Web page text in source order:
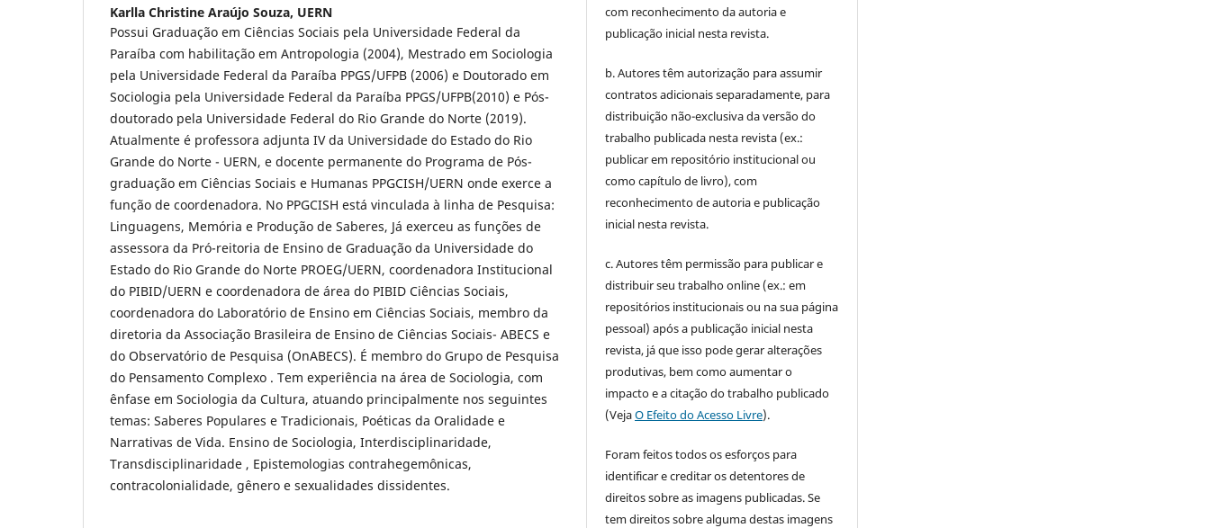
Karlla Christine Araújo Souza, UERN
Possui Graduação em Ciências Sociais pela Universidade Federal da
Paraíba com habilitação em Antropologia (2004), Mestrado em Sociologia
pela Universidade Federal da Paraíba PPGS/UFPB (2006) e Doutorado em
Sociologia pela Universidade Federal da Paraíba PPGS/UFPB(2010) e Pós-
doutorado pela Universidade Federal do Rio Grande do Norte (2019).
Atualmente é professora adjunta IV da Universidade do Estado do Rio
Grande do Norte - UERN, e docente permanente do Programa de Pós-
graduação em Ciências Sociais e Humanas PPGCISH/UERN onde exerce a
função de coordenadora. No PPGCISH está vinculada à linha de Pesquisa:
Linguagens, Memória e Produção de Saberes, Já exerceu as funções de
assessora da Pró-reitoria de Ensino de Graduação da Universidade do
Estado do Rio Grande do Norte PROEG/UERN, coordenadora Institucional
do PIBID/UERN e coordenadora de área do PIBID Ciências Sociais,
coordenadora do Laboratório de Ensino em Ciências Sociais, membro da
diretoria da Associação Brasileira de Ensino de Ciências Sociais- ABECS e
do Observatório de Pesquisa (OnABECS). É membro do Grupo de Pesquisa
do Pensamento Complexo . Tem experiência na área de Sociologia, com
ênfase em Sociologia da Cultura, atuando principalmente nos seguintes
temas: Saberes Populares e Tradicionais, Poéticas da Oralidade e
Narrativas de Vida. Ensino de Sociologia, Interdisciplinaridade,
Transdisciplinaridade , Epistemologias contrahegemônicas,
contracolonialidade, gênero e sexualidades dissidentes.
com reconhecimento da autoria e
publicação inicial nesta revista.
b. Autores têm autorização para assumir
contratos adicionais separadamente, para
distribuição não-exclusiva da versão do
trabalho publicada nesta revista (ex.:
publicar em repositório institucional ou
como capítulo de livro), com
reconhecimento de autoria e publicação
inicial nesta revista.
c. Autores têm permissão para publicar e
distribuir seu trabalho online (ex.: em
repositórios institucionais ou na sua página
pessoal) após a publicação inicial nesta
revista, já que isso pode gerar alterações
produtivas, bem como aumentar o
impacto e a citação do trabalho publicado
(VejaO Efeito do Acesso Livre).
Foram feitos todos os esforços para
identificar e creditar os detentores de
direitos sobre as imagens publicadas. Se
tem direitos sobre alguma destas imagens